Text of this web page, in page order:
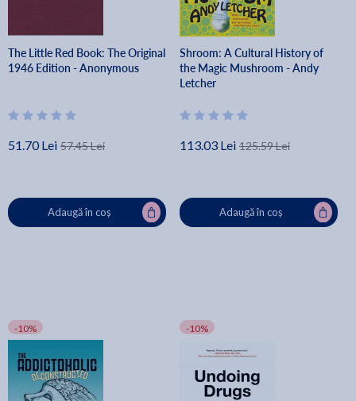
The Little Red Book: The Original
1946 Edition - Anonymous
51.70 Lei 57.45 Lei
Adaugă în coș
Shroom: A Cultural History of
the Magic Mushroom - Andy
Letcher
113.03 Lei 125.59 Lei
Adaugă în coș
-10% -10%